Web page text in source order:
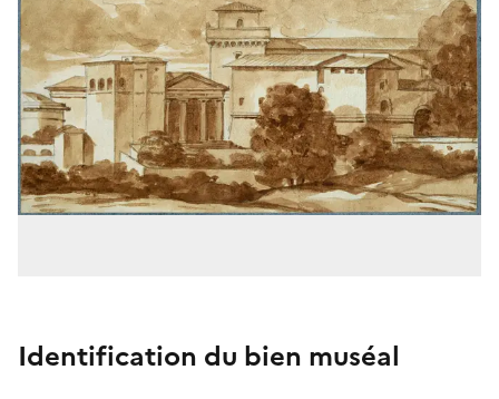
Identification du bien muséal